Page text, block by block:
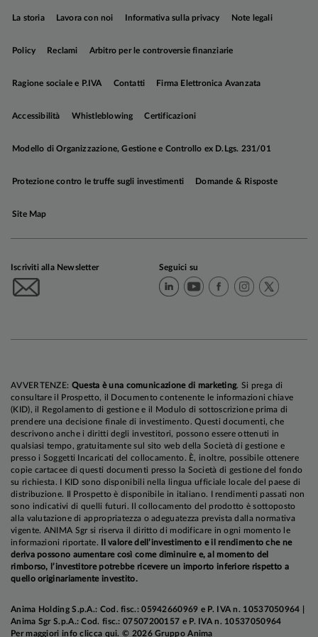
rialzi entro fine anno, dai 14bp di tagli del 27
pressioni di poco inferiori rispetto a quelli
mentre i titoli di Stato italiani hanno continuato a
beneficiare di una domanda sostenuta: il
innescato una compressione dello spread contro
82bp. Performancepositive per le obbligazioni
elevato e di una decisa compressione degli
dei rendimenti governativi.
In netto rialzo i listini azionari globali,nonostante
i timori di possibili ripercussioni di matrice
stagflazionistica del conflitto in Iran e la drastica
revisione delle attese sulla politica monetaria. Gli
indici dei Paesi Emergenti hanno offerto ritorni
superiori a quelli dei paesi sviluppati, e fra questi
ultimi si sono distinti nuovamente in positivo i
stagione delle trimestrali a dir poco brillante:
La storia Lavora con noi Informativa sulla privacy Note legali
Policy Reclami Arbitro per le controversie finanziarie
Ragione sociale e P.IVA Contatti Firma Elettronica Avanzata
Accessibilità Whistleblowing Certificazioni
Modello di Organizzazione, Gestione e Controllo ex D.Lgs. 231/01
Protezione contro le truffe sugli investimenti Domande & Risposte
Site Map
Iscriviti alla Newsletter Seguici su
AVVERTENZE: Questa è una comunicazione di marketing. Si prega di
consultare il Prospetto, il Documento contenente le informazioni chiave
(KID), il Regolamento di gestione e il Modulo di sottoscrizione prima di
prendere una decisione finale di investimento. Questi documenti, che
descrivono anche i diritti degli investitori, possono essere ottenuti in
qualsiasi tempo, gratuitamente sul sito web della Società di gestione e
presso i Soggetti Incaricati del collocamento. È, inoltre, possibile ottenere
copie cartacee di questi documenti presso la Società di gestione del fondo
su richiesta. I KID sono disponibili nella lingua ufficiale locale del paese di
distribuzione. Il Prospetto è disponibile in italiano. I rendimenti passati non
sono indicativi di quelli futuri. Il collocamento del prodotto è sottoposto
alla valutazione di appropriatezza o adeguatezza prevista dalla normativa
vigente. ANIMA Sgr si riserva il diritto di modificare in ogni momento le
informazioni riportate.
Il valore dell’investimento e il rendimento che ne
deriva possono aumentare così come diminuire e, al momento del
rimborso, l’investitore potrebbe ricevere un importo inferiore rispetto a
quello originariamente investito.
Anima Holding S.p.A.: Cod. fisc.: 05942660969 e P. IVA n. 10537050964 |
Anima Sgr S.p.A.: Cod. fisc.: 07507200157 e P. IVA n. 10537050964
Per maggiori infoclicca qui. © 2026 Gruppo Anima